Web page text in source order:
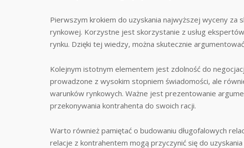
Pierwszym krokiem do uzyskania najwyższej wyceny
rynkowej. Korzystne jest skorzystanie z usług
rynku. Dzięki tej wiedzy, można skutecznie
Kolejnym istotnym elementem jest zdolność do
prowadzone z wysokim stopniem świadomości, ale
warunków rynkowych. Ważne jest prezentowanie
przekonywania kontrahenta do swoich racji.
Warto również pamiętać o budowaniu długofalowych
relacje z kontrahentem mogą przyczynić się do